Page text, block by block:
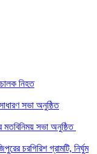
নিহত
সভা অনুষ্ঠিত
মতবিনিময় সভা অনুষ্ঠিত
চরগিরিশ গ্রামটি, নির্ঘুম